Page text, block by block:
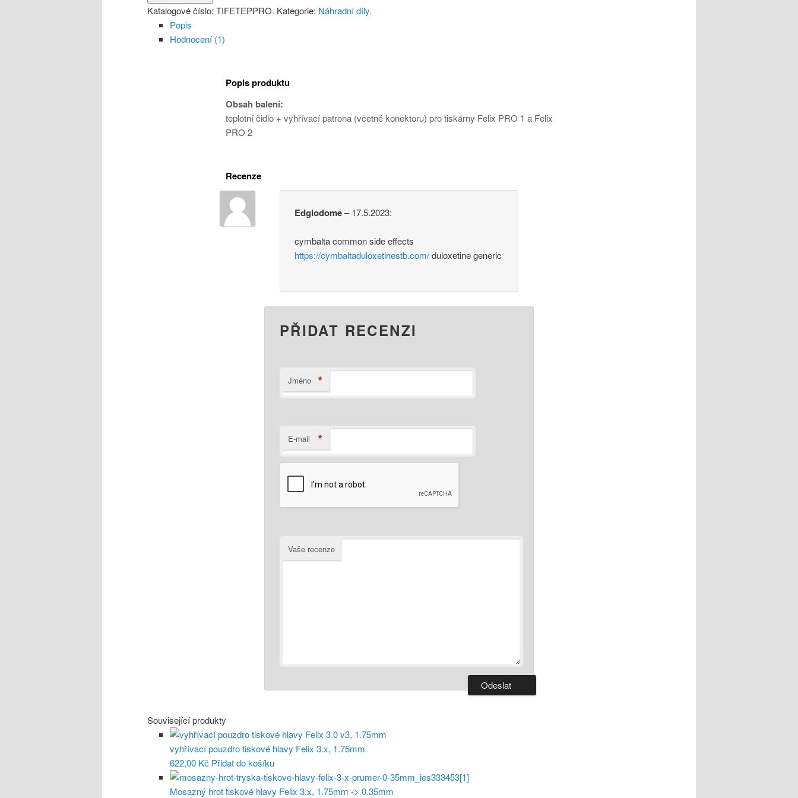
Katalogové číslo: TIFETEPPRO. Kategorie: Náhradní díly.
Popis
Hodnocení (1)
Popis produktu
Obsah balení:
teplotní čidlo + vyhřívací patrona (včetně konektoru) pro tiskárny Felix PRO 1 a Felix
PRO 2
Recenze
Edglodome–17.5.2023:
cymbalta common side effects
https://cymbaltaduloxetinestb.com/duloxetine generic
PŘIDAT RECENZI
Jméno *
E-mail *
Vaše recenze
Související produkty
vyhřívací pouzdro tiskové hlavy Felix 3.x, 1.75mm
622,00 Kč Přidat do košíku
Mosazný hrot tiskové hlavy Felix 3.x, 1.75mm -> 0.35mm